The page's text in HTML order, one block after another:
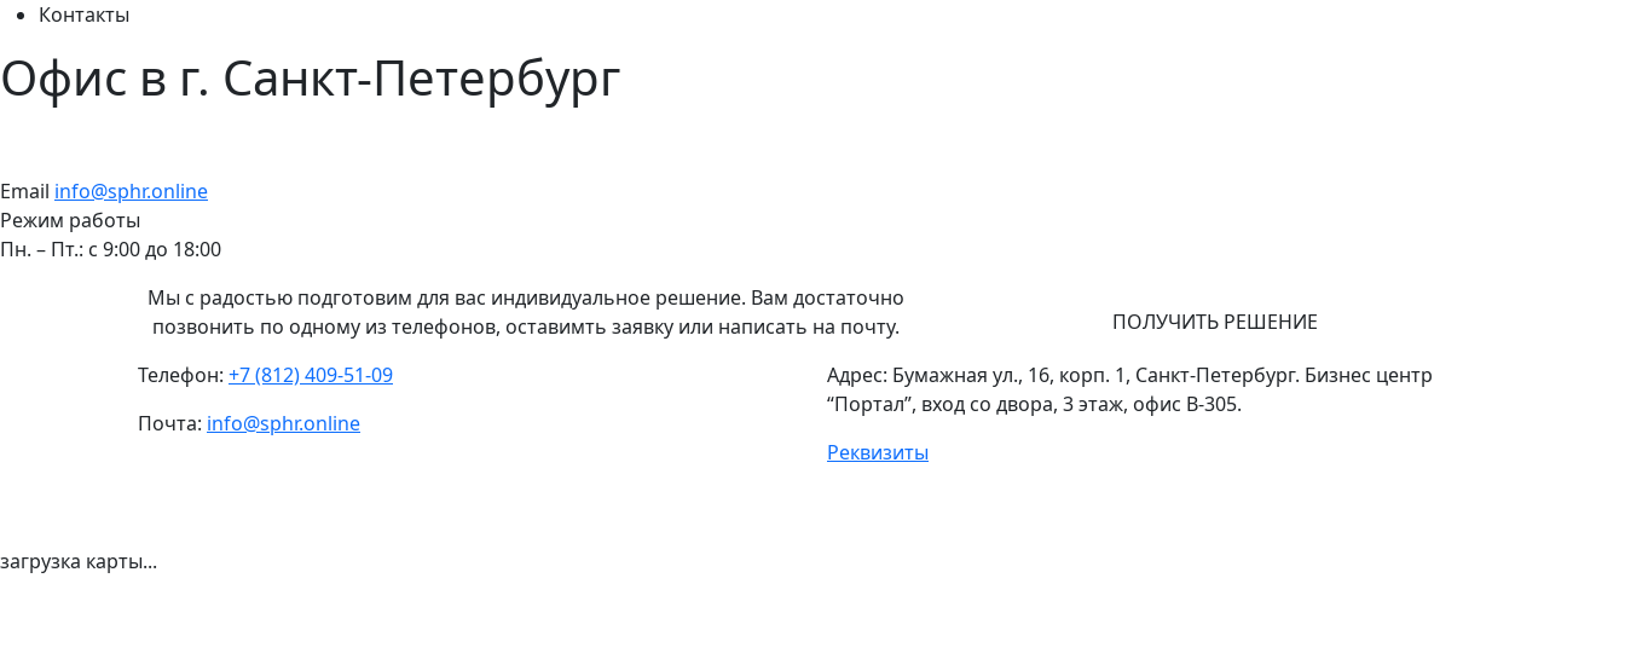
Контакты
Офис в г. Санкт-Петербург
Email info@sphr.online
Режим работы
Пн. – Пт.: с 9:00 до 18:00
Мы с радостью подготовим для вас индивидуальное решение. Вам достаточно
позвонить по одному из телефонов, оставимть заявку или написать на почту.
ПОЛУЧИТЬ РЕШЕНИЕ
Телефон: +7 (812) 409-51-09
Почта: info@sphr.online
Адрес: Бумажная ул., 16, корп. 1, Санкт-Петербург. Бизнес центр
“Портал”, вход со двора, 3 этаж, офис В-305.
Реквизиты
загрузка карты...